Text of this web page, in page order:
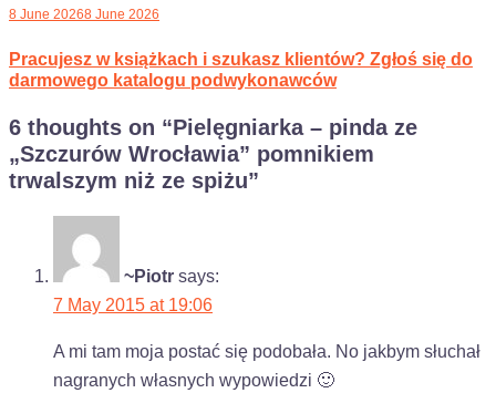
8 June 20268 June 2026
Pracujesz w książkach i szukasz klientów? Zgłoś się do
darmowego katalogu podwykonawców
6 thoughts on “Pielęgniarka – pinda ze
„Szczurów Wrocławia” pomnikiem
trwalszym niż ze spiżu”
~Piotr says:
7 May 2015 at 19:06
A mi tam moja postać się podobała. No jakbym słuchał
nagranych własnych wypowiedzi 🙂